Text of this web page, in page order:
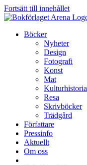
Fortsätt till innehållet
Böcker
Nyheter
Design
Fotografi
Konst
Mat
Kulturhistoria
Resa
Skrivböcker
Trädgård
Författare
Pressinfo
Aktuellt
Om oss